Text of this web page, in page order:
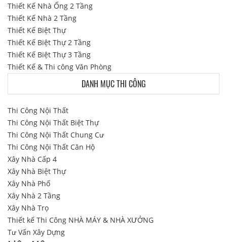
Thiết Kế Nhà Ống 2 Tầng
Thiết Kế Nhà 2 Tầng
Thiết Kế Biệt Thự
Thiết Kế Biệt Thự 2 Tầng
Thiết Kế Biệt Thự 3 Tầng
Thiết Kế & Thi công Văn Phòng
DANH MỤC THI CÔNG
Thi Công Nội Thất
Thi Công Nội Thất Biệt Thự
Thi Công Nội Thất Chung Cư
Thi Công Nội Thất Căn Hộ
Xây Nhà Cấp 4
Xây Nhà Biệt Thự
Xây Nhà Phố
Xây Nhà 2 Tầng
Xây Nhà Trọ
Thiết kế Thi Công NHÀ MÁY & NHÀ XƯỞNG
Tư Vấn Xây Dựng